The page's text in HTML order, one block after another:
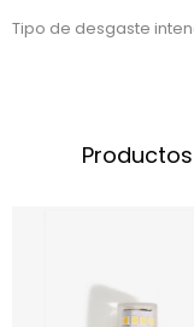
Tipo de desgaste